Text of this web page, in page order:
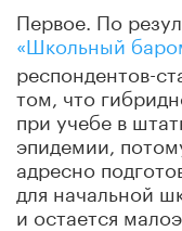
Первое. По
«Школьный
респондентов-
том, что
при учебе в
эпидемии,
адресно
для начальной
и остается